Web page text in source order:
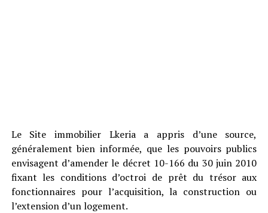
Le Site immobilier Lkeria a appris d’une source,
généralement bien informée, que les pouvoirs publics
envisagent d’amender le décret 10-166 du 30 juin 2010
fixant les conditions d’octroi de prêt du trésor aux
fonctionnaires pour l’acquisition, la construction ou
l’extension d’un logement.